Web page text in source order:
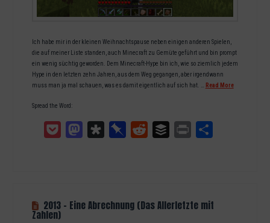
Ich habe mir in der kleinen Weihnachtspause neben einigen anderen Spielen,
die auf meiner Liste standen, auch Minecraft zu Gemüte geführt und bin prompt
ein wenig süchtig geworden. Dem Minecraft-Hype bin ich, wie so ziemlich jedem
Hype in den letzten zehn Jahren, aus dem Weg gegangen, aber irgendwann
muss man ja mal schauen, was es damit eigentlich auf sich hat. …
Read More
Spread the Word:
Pocket MastodonDiasporaPinboardReddit Buffer Print
2013 – Eine Abrechnung (Das Allerletzte mit
Zahlen)